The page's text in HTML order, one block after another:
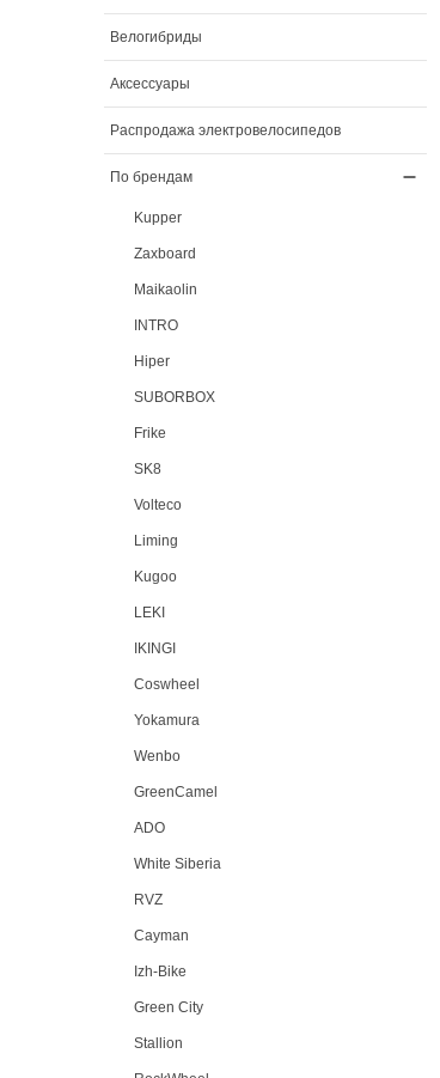
Велогибриды
Аксессуары
Распродажа электровелосипедов
По брендам
Kupper
Zaxboard
Maikaolin
INTRO
Hiper
SUBORBOX
Frike
SK8
Volteco
Liming
Kugoo
LEKI
IKINGI
Coswheel
Yokamura
Wenbo
GreenCamel
ADO
White Siberia
RVZ
Cayman
Izh-Bike
Green City
Stallion